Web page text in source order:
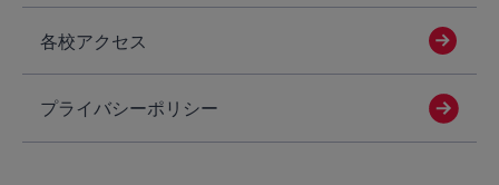
各校アクセス
プライバシーポリシー